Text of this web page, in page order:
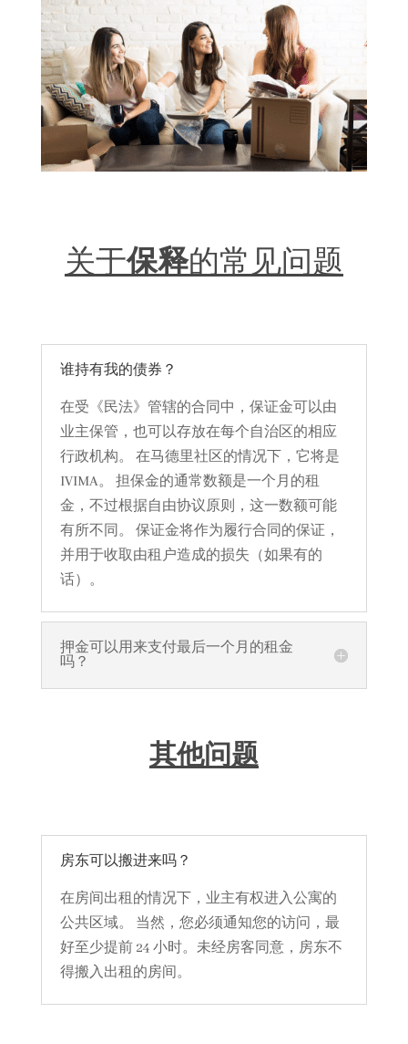
关于保释的常见问题
谁持有我的债券？
在受《民法》管辖的合同中，保证金可以由
业主保管，也可以存放在每个自治区的相应
行政机构。 在马德里社区的情况下，它将是
IVIMA。 担保金的通常数额是一个月的租
金，不过根据自由协议原则，这一数额可能
有所不同。 保证金将作为履行合同的保证，
并用于收取由租户造成的损失（如果有的
话）。
押金可以用来支付最后一个月的租金
吗？
其他问题
房东可以搬进来吗？
在房间出租的情况下，业主有权进入公寓的
公共区域。 当然，您必须通知您的访问，最
好至少提前 24 小时。未经房客同意，房东不
得搬入出租的房间。